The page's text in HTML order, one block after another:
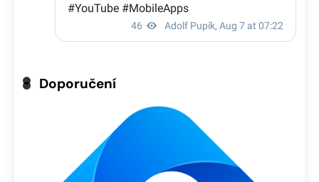
Doporučení